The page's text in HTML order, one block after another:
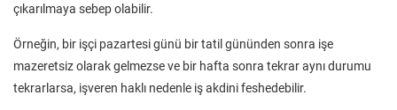
çıkarılmaya sebep olabilir.
Örneğin, bir işçi pazartesi günü bir tatil gününden sonra işe
mazeretsiz olarak gelmezse ve bir hafta sonra tekrar aynı durumu
tekrarlarsa, işveren haklı nedenle iş akdini feshedebilir.